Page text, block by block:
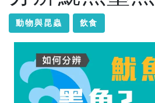
動物與昆蟲 飲食